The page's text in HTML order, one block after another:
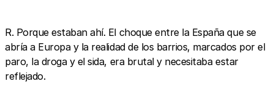
R. Porque estaban ahí. El choque entre la España que se
abría a Europa y la realidad de los barrios, marcados por el
paro, la droga y el sida, era brutal y necesitaba estar
reflejado.